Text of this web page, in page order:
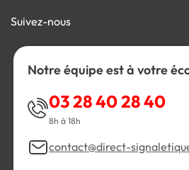
Suivez-nous
Notre équipe est à votre
03 28 40 28 40
8h à 18h
contact@direct-